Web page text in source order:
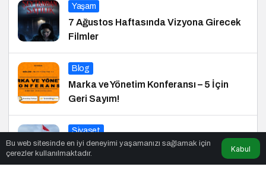
Yaşam
7 Ağustos Haftasında Vizyona Girecek
Filmler
Blog
Marka ve Yönetim Konferansı – 5 İçin
Geri Sayım!
Siyaset
Başkan Saltuk Deniz: “Ya Hep Beraber
Bu web sitesinde en iyi deneyimi yaşamanızı sağlamak için
çerezler kullanılmaktadır.
Kabul